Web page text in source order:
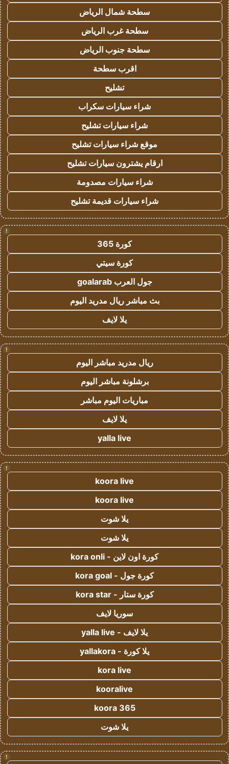
سطحة شمال الرياض
سطحة غرب الرياض
سطحة جنوب الرياض
اقرب سطحة
تشليح
شراء سيارات سكراب
شراء سيارات تشليح
موقع شراء سيارات تشليح
ارقام يشترون سيارات تشليح
شراء سيارات مصدومة
شراء سيارات قديمة تشليح
!
كورة 365
كورة سيتي
جول العرب goalarab
بث مباشر ريال مدريد اليوم
يلا لايف
!
ريال مدريد مباشر اليوم
برشلونة مباشر اليوم
مباريات اليوم مباشر
يلا لايف
yalla live
!
koora live
koora live
يلا شوت
يلا شوت
كورة اون لاين - kora onli
كورة جول - kora goal
كورة ستار - kora star
سوريا لايف
يلا لايف - yalla live
يلا كورة - yallakora
kora live
kooralive
koora 365
يلا شوت
!